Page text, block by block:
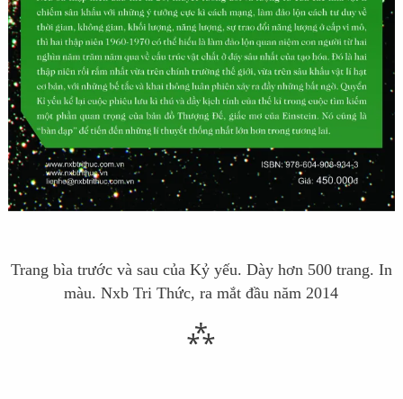
Trang bìa trước và sau của Kỷ yếu. Dày hơn 500 trang. In
màu. Nxb Tri Thức, ra mắt đầu năm 2014
⁂